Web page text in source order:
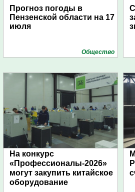
Прогноз погоды в
Пензенской области на 17
июля
Общество
На конкурс
«Профессионалы-2026»
могут закупить китайское
оборудование